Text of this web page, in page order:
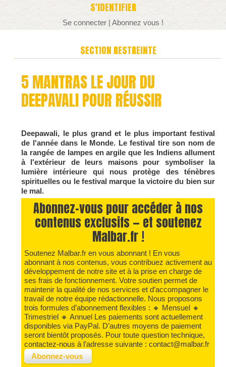
S'IDENTIFIER
Se connecter | Abonnez vous !
SECTION RESTREINTE
5 MANTRAS LE JOUR DU
DEEPAVALI POUR RÉUSSIR
Deepawali, le plus grand et le plus important festival
de l'année dans le Monde. Le festival tire son nom de
la rangée de lampes en argile que les Indiens allument
à l'extérieur de leurs maisons pour symboliser la
lumière intérieure qui nous protège des ténèbres
spirituelles ou le festival marque la victoire du bien sur
le mal.
Abonnez-vous pour accéder à nos
contenus exclusifs — et soutenez
Malbar.fr !
Soutenez Malbar.fr en vous abonnant ! En vous
abonnant à nos contenus, vous contribuez activement au
développement de notre site et à la prise en charge de
ses frais de fonctionnement. Votre soutien permet de
maintenir la qualité de nos services et d’accompagner le
travail de notre équipe rédactionnelle. Nous proposons
trois formules d’abonnement flexibles : 🔸 Mensuel 🔸
Trimestriel 🔸 Annuel Les paiements sont actuellement
disponibles via PayPal. D’autres moyens de paiement
seront bientôt proposés. Pour toute question technique,
contactez-nous à l’adresse suivante : contact@malbar.fr